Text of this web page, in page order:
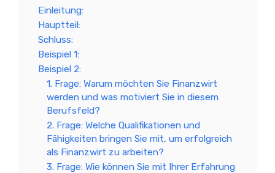
Einleitung:
Hauptteil:
Schluss:
Beispiel 1:
Beispiel 2:
1. Frage: Warum möchten Sie Finanzwirt
werden und was motiviert Sie in diesem
Berufsfeld?
2. Frage: Welche Qualifikationen und
Fähigkeiten bringen Sie mit, um erfolgreich
als Finanzwirt zu arbeiten?
3. Frage: Wie können Sie mit Ihrer Erfahrung